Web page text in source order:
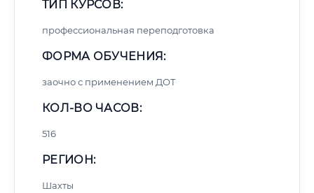
ТИП КУРСОВ:
профессиональная переподготовка
ФОРМА ОБУЧЕНИЯ:
заочно с применением ДОТ
КОЛ-ВО ЧАСОВ:
516
РЕГИОН:
Шахты